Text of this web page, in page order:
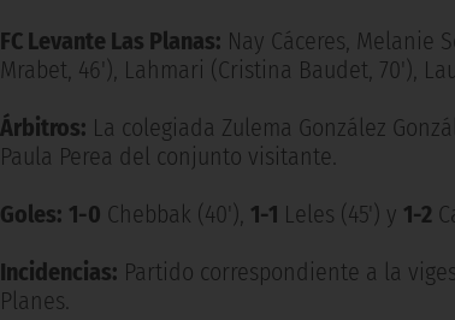
FC Levante Las Planas: Nay Cáceres, Melanie
Mrabet, 46'), Lahmari (Cristina Baudet, 70'),
Árbitros: La colegiada Zulema González
Paula Perea del conjunto visitante.
Goles: 1-0 Chebbak (40'), 1-1 Leles (45') y 1-2
Incidencias: Partido correspondiente a la
Planes.